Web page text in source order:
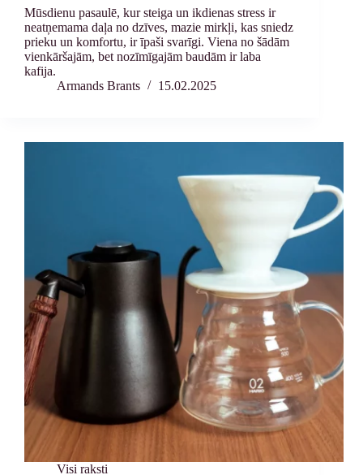
Mūsdienu pasaulē, kur steiga un ikdienas stress ir
neatņemama daļa no dzīves, mazie mirkļi, kas sniedz
prieku un komfortu, ir īpaši svarīgi. Viena no šādām
vienkāršajām, bet nozīmīgajām baudām ir laba
kafija.
Armands Brants
15.02.2025
Visi raksti